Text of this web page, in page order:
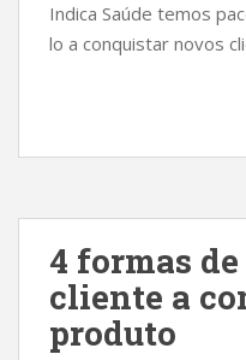
Indica Saúde temos
lo a conquistar novos
4 formas
cliente a
produto